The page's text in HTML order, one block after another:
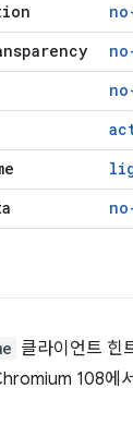
클라이언트 힌
108에